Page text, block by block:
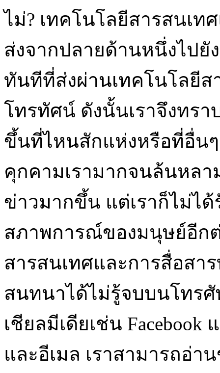
ไม่? เทคโนโลยีสารสนเ
ส่งจากปลายด้านหนึ่งไปยั
ทันทีที่ส่งผ่านเทคโนโลยีส
โทรทัศน์ ดังนั้นเราจึงทรา
ขึ้นที่ไหนสักแห่งหรือที่อื่น
คุกคามเรามากจนล้นหลา
ข่าวมากขึ้น แต่เราก็ไม่ไ
สภาพการณ์ของมนุษย์อีก
สารสนเทศและการสื่อสา
สนทนาได้ไม่รู้จบบนโทร
เชียลมีเดียเช่น
และอีเมล เราสามารถอ่